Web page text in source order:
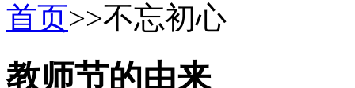
首页>>不忘初心
教师节的由来